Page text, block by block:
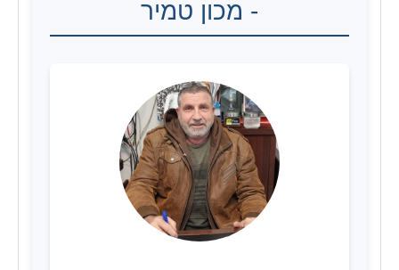
- מכון טמיר